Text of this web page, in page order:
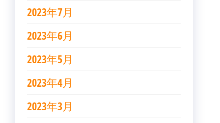
2023年7月
2023年6月
2023年5月
2023年4月
2023年3月